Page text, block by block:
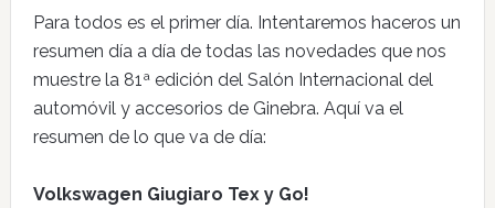
Para todos es el primer día. Intentaremos haceros un
resumen día a día de todas las novedades que nos
muestre la 81ª edición del Salón Internacional del
automóvil y accesorios de Ginebra. Aquí va el
resumen de lo que va de día:
Volkswagen Giugiaro Tex y Go!